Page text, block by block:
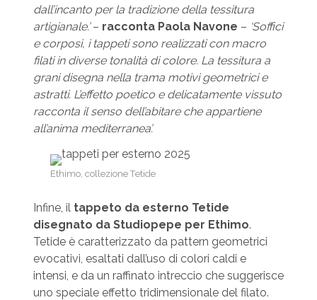
dall’incanto per la tradizione della tessitura
artigianale.’– racconta Paola Navone – ‘Soffici
e corposi, i tappeti sono realizzati con macro
filati in diverse tonalità di colore. La tessitura a
grani disegna nella trama motivi geometrici e
astratti. L’effetto poetico e delicatamente vissuto
racconta il senso dell’abitare che appartiene
all’anima mediterranea’.
Ethimo, collezione Tetide
Infine, il tappeto da esterno Tetide
disegnato da Studiopepe per Ethimo.
Tetide è caratterizzato da pattern geometrici
evocativi, esaltati dall’uso di colori caldi e
intensi, e da un raffinato intreccio che suggerisce
uno speciale effetto tridimensionale del filato.